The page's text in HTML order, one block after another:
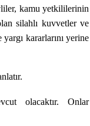
kamu yetkililerinin
silahlı kuvvetler ve
kararlarını yerine
olacaktır. Onlar